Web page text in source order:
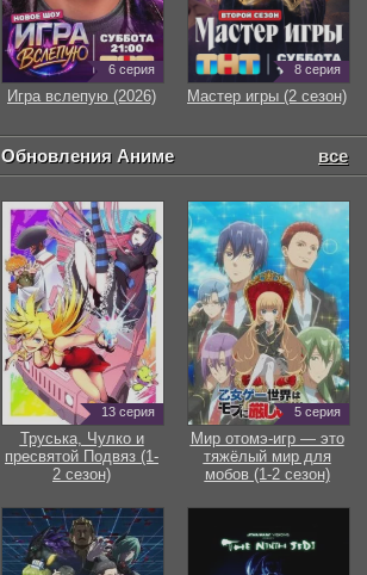
6 серия
Игра вслепую (2026)
8 серия
Мастер игры (2 сезон)
Обновления Аниме все
13 серия
Труська, Чулко и
пресвятой Подвяз (1-
2 сезон)
5 серия
Мир отомэ-игр — это
тяжёлый мир для
мобов (1-2 сезон)